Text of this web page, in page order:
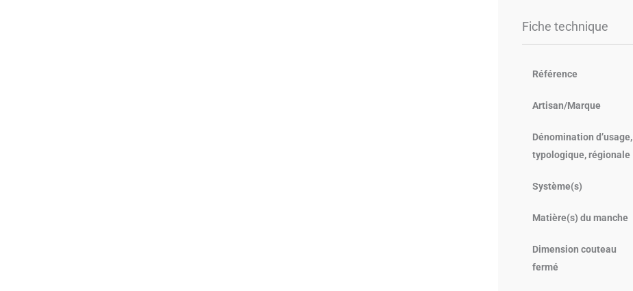
Fiche technique
Référence
Artisan/Marque
Dénomination d’usage,
typologique, régionale
Système(s)
Matière(s) du manche
Dimension couteau
fermé